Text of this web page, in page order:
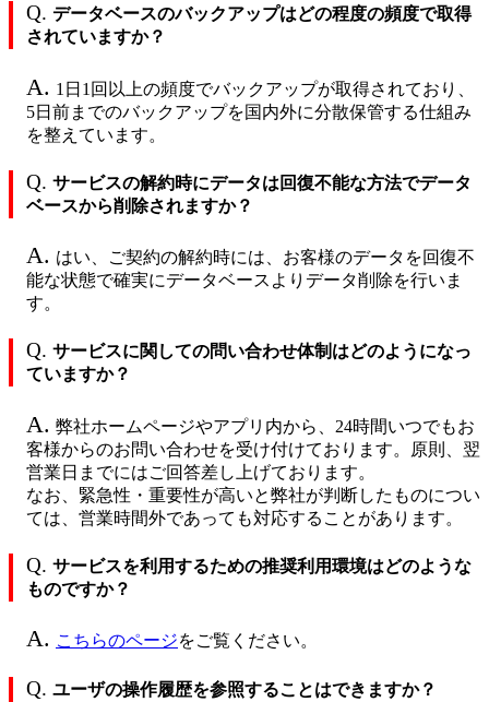
Q. データベースのバックアップはどの程度の頻度で取得
されていますか？
A. 1日1回以上の頻度でバックアップが取得されており、
5日前までのバックアップを国内外に分散保管する仕組み
を整えています。
Q. サービスの解約時にデータは回復不能な方法でデータ
ベースから削除されますか？
A. はい、ご契約の解約時には、お客様のデータを回復不
能な状態で確実にデータベースよりデータ削除を行いま
す。
Q. サービスに関しての問い合わせ体制はどのようになっ
ていますか？
A. 弊社ホームページやアプリ内から、24時間いつでもお
客様からのお問い合わせを受け付けております。原則、翌
営業日までにはご回答差し上げております。
なお、緊急性・重要性が高いと弊社が判断したものについ
ては、営業時間外であっても対応することがあります。
Q. サービスを利用するための推奨利用環境はどのような
ものですか？
A. こちらのページをご覧ください。
Q. ユーザの操作履歴を参照することはできますか？